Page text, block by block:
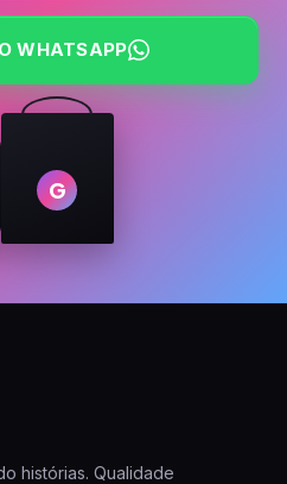
WHATSAPP
G
histórias. Qualidade